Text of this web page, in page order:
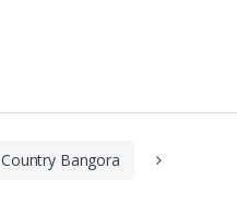
Country Bangora